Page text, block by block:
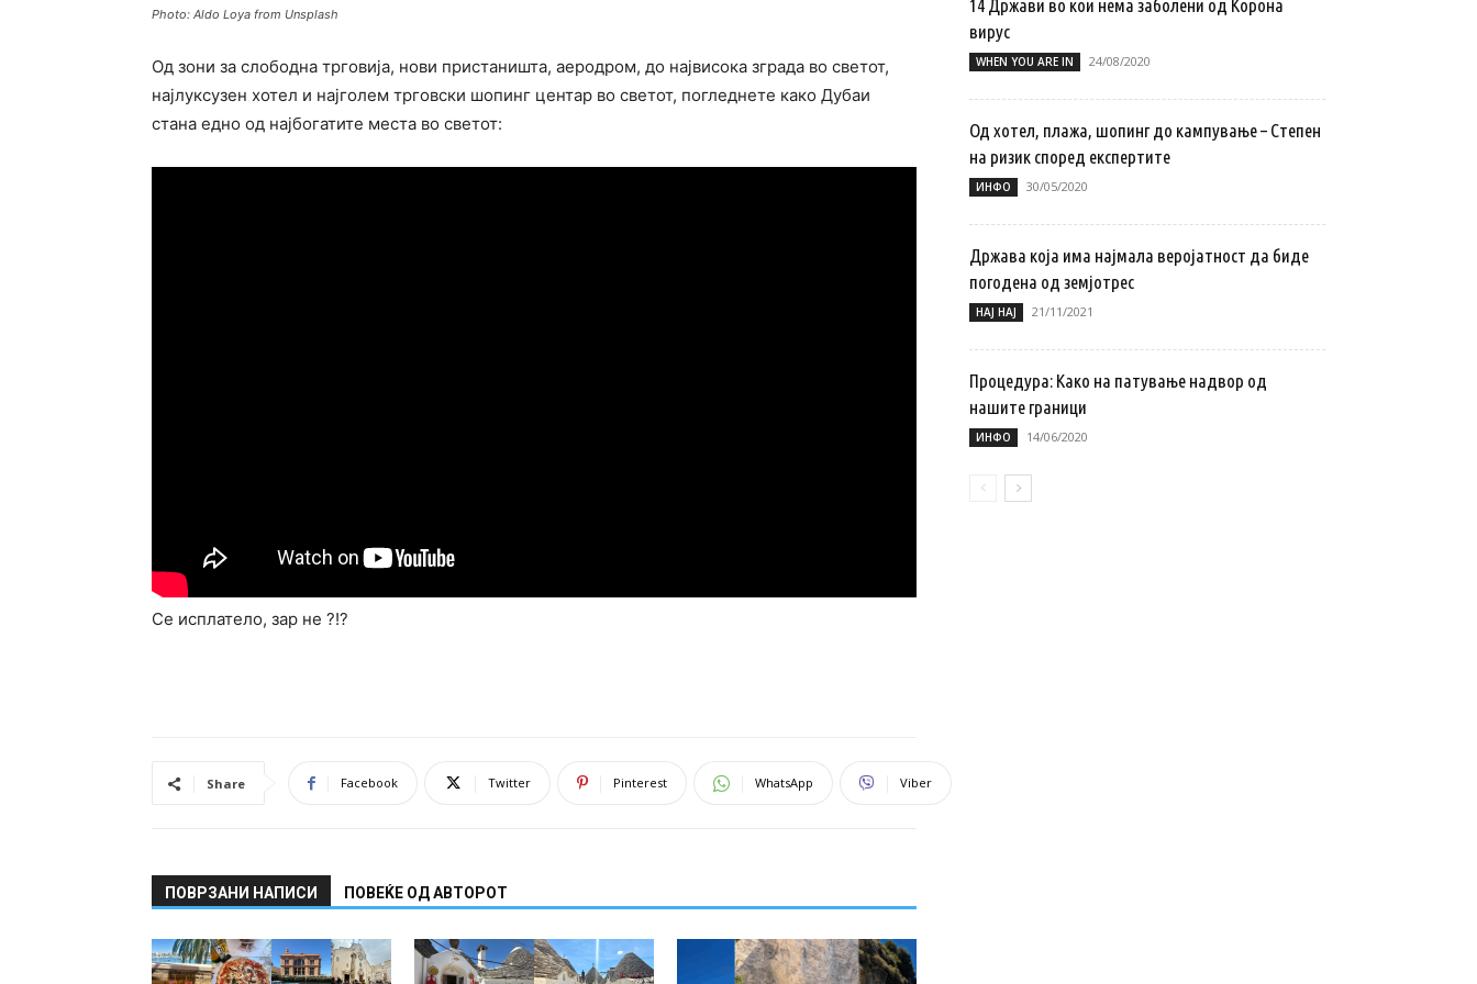
Photo: Aldo Loya from Unsplash
Од зони за слободна трговија, нови пристаништа, аеродром, до највисока зграда во светот,
најлуксузен хотел и најголем трговски шопинг центар во светот, погледнете како Дубаи
стана едно од најбогатите места во светот:
Се исплатело, зар не ?!?
Share Facebook Twitter Pinterest WhatsApp Viber
ПОВРЗАНИ НАПИСИ ПОВЕЌЕ ОД АВТОРОТ
14 Држави во кои нема заболени од Корона
вирус
WHEN YOU ARE IN 24/08/2020
Од хотел, плажа, шопинг до кампување – Степен
на ризик според експертите
ИНФО 30/05/2020
Држава која има најмала веројатност да биде
погодена од земјотрес
НАЈ НАЈ 21/11/2021
Процедура: Како на патување надвор од
нашите граници
ИНФО 14/06/2020